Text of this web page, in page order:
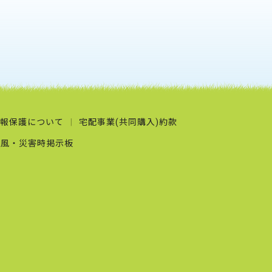
保護について 宅配事業(共同購入)約款
・災害時掲示板